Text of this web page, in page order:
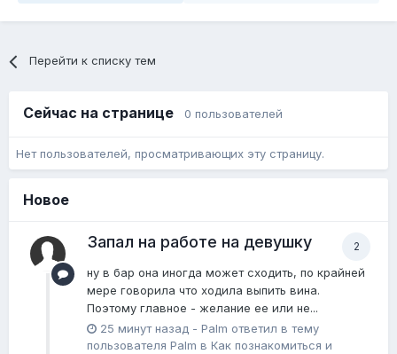
Перейти к списку тем
Сейчас на странице 0 пользователей
Нет пользователей, просматривающих эту страницу.
Новое
2
Запал на работе на девушку
ну в бар она иногда может сходить, по крайней
мере говорила что ходила выпить вина.
Поэтому главное - желание ее или не...
25 минут назад - Palm ответил в тему
пользователя Palm в Как познакомиться и